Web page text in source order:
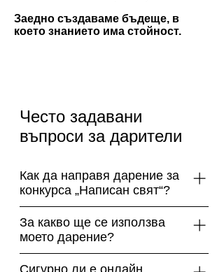
Заедно създаваме бъдеще, в
което знанието има стойност.
Често задавани
въпроси за дарители
Как да направя дарение за
конкурса „Написан свят“?
през страницата на конкурса, без
нужда от регистрация – избери
сума и следвай инструкциите.
За какво ще се използва
моето дарение?
Средствата се влагат за
Сигурно ли е онлайн